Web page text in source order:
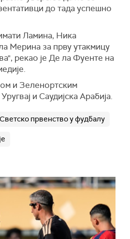
до тада успешно
Ламина, Ника
Мерина за прву утакмицу
рекао је Де ла Фуенте на
и Зеленортским
и Саудијска Арабија.
Светско првенство у фудбалу